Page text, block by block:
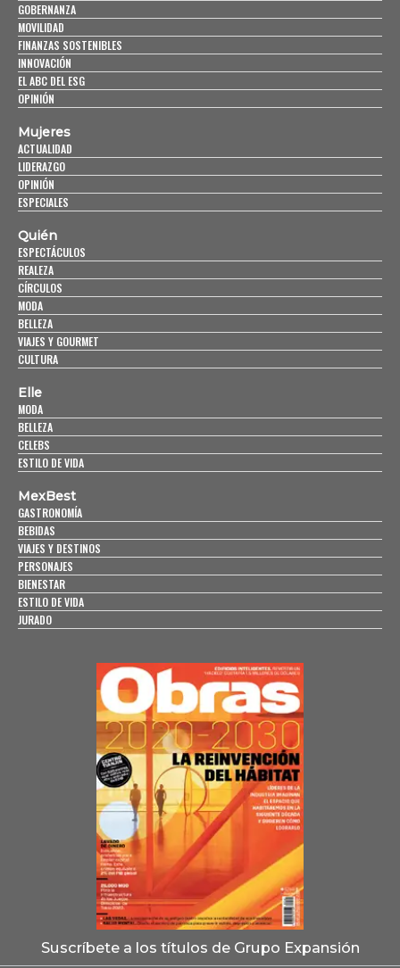
GOBERNANZA
MOVILIDAD
FINANZAS SOSTENIBLES
INNOVACIÓN
EL ABC DEL ESG
OPINIÓN
Mujeres
ACTUALIDAD
LIDERAZGO
OPINIÓN
ESPECIALES
Quién
ESPECTÁCULOS
REALEZA
CÍRCULOS
MODA
BELLEZA
VIAJES Y GOURMET
CULTURA
Elle
MODA
BELLEZA
CELEBS
ESTILO DE VIDA
MexBest
GASTRONOMÍA
BEBIDAS
VIAJES Y DESTINOS
PERSONAJES
BIENESTAR
ESTILO DE VIDA
JURADO
Suscríbete a los títulos de Grupo Expansión